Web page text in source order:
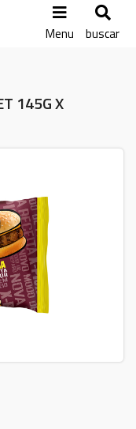
Menu buscar
145G X